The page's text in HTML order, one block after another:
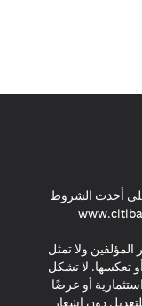
أحدث الشروط
in a new tab
المؤلفين ولا تمثل
تعكسها. لا تشكل
أو عرضًا
دون إشعار